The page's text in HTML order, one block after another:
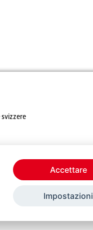
Accettare
Impostazioni